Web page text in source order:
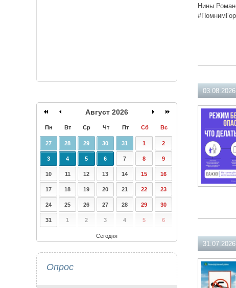
Нины
03.08.2026
31.07.2026
Август 2026
Пн Вт Ср Чт Пт Сб Вс
27 28 29 30 31 1 2
3 4 5 6 7 8 9
10 11 12 13 14 15 16
17 18 19 20 21 22 23
24 25 26 27 28 29 30
31 1 2 3 4 5 6
Сегодня
Опрос